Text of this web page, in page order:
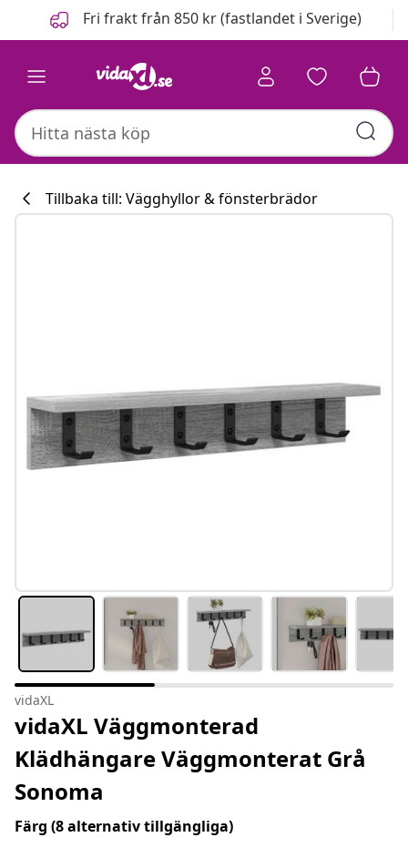
FöregåendeFri frakt från 850 kr (fastlandet i Sverige)
Tillbaka till: Vägghyllor & fönsterbrädor
vidaXL
vidaXL Väggmonterad
Klädhängare Väggmonterat Grå
Sonoma
Färg (8 alternativ tillgängliga)